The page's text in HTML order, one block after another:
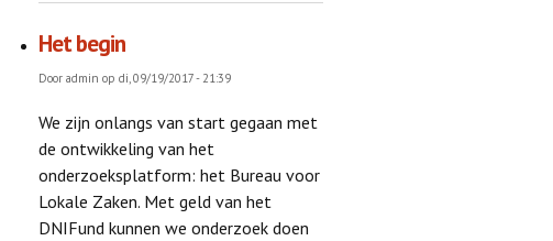
Het begin
Door admin op di, 09/19/2017 - 21:39
We zijn onlangs van start gegaan met
de ontwikkeling van het
onderzoeksplatform: het Bureau voor
Lokale Zaken. Met geld van het
DNIFund kunnen we onderzoek doen